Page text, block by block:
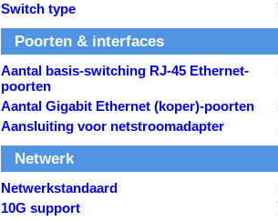
Switch type
Poorten & interfaces
Aantal basis-switching RJ-45 Ethernet-
poorten
Aantal Gigabit Ethernet (koper)-poorten
Aansluiting voor netstroomadapter
Netwerk
Netwerkstandaard
10G support